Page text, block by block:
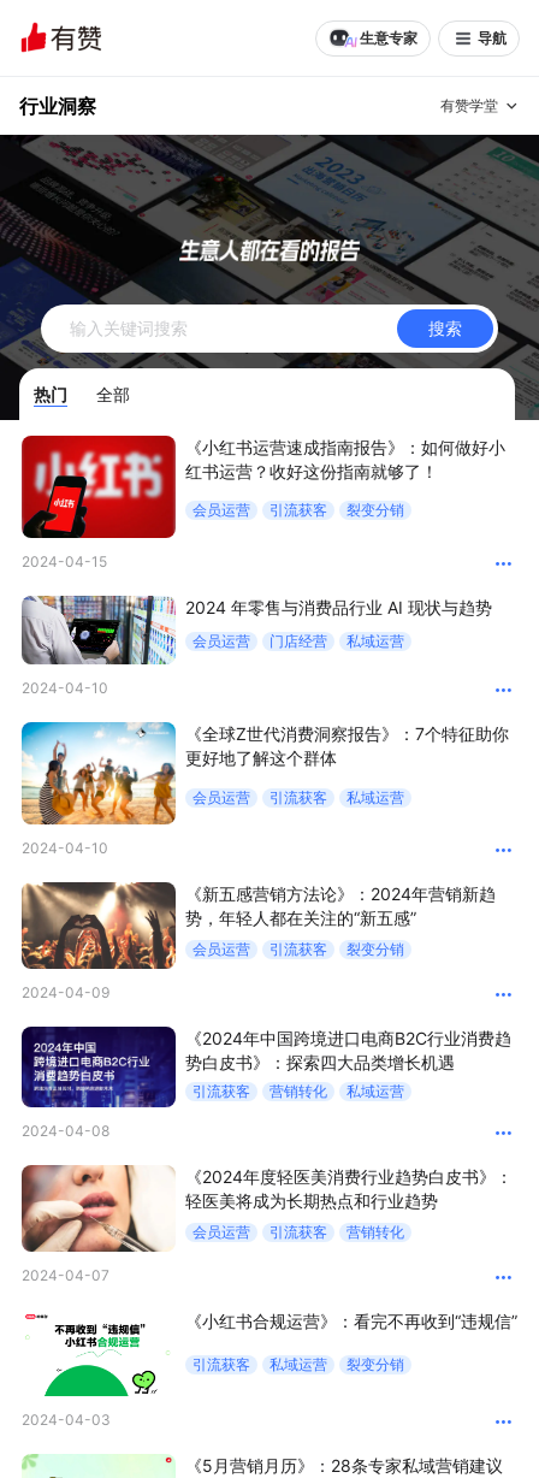
生意专家 导航
有赞学堂
行业洞察
有赞说增长
私域日历 增长方法
有赞说案例拆解 有赞专家说
有赞成功案例
面对面聊增长
有赞春季发布会 实干家直播间
新零售大会 新零售茶会
新零售私享会
AllValue 战略合作
增长产品指南
智库 产品场景库
产品更新动态 帮助中心
行业洞察
品牌消费观 行业报告
新零售资讯
私域课程 新零售内参
增长俱乐部
增长俱乐部 有赞商盟
商家社区 社群交流
入驻有赞 认证代理商
有赞云 数据通服务
搜索
热门 全部
《小红书运营速成指南报告》：如何做好小
红书运营？收好这份指南就够了！
会员运营 引流获客 裂变分销
2024-04-15
2024 年零售与消费品行业 AI 现状与趋势
会员运营 门店经营 私域运营
2024-04-10
《全球Z世代消费洞察报告》：7个特征助你
更好地了解这个群体
会员运营 引流获客 私域运营
2024-04-10
《新五感营销方法论》：2024年营销新趋
势，年轻人都在关注的“新五感”
会员运营 引流获客 裂变分销
2024-04-09
《2024年中国跨境进口电商B2C行业消费趋
势白皮书》：探索四大品类增长机遇
引流获客 营销转化 私域运营
2024-04-08
《2024年度轻医美消费行业趋势白皮书》：
轻医美将成为长期热点和行业趋势
会员运营 引流获客 营销转化
2024-04-07
《小红书合规运营》：看完不再收到“违规信”
引流获客 私域运营 裂变分销
2024-04-03
《5月营销月历》：28条专家私域营销建议